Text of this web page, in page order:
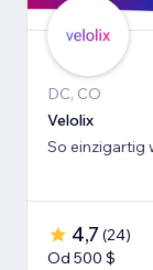
DC, CO
Velolix
So einzigartig
4,7 (24)
Od 500 $